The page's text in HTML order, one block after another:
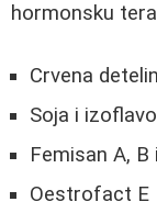
hormonsku
Crvena
Soja i
Femisan A, B
Oestrofact E